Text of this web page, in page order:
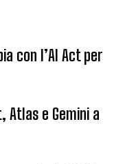
con l’AI Act per
Atlas e Gemini a